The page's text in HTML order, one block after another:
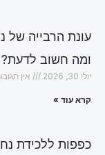
עונת הרבייה של
ומה חשוב לדעת?
יולי 30, 2026 אין
קרא עוד »
כפפות ללכידת